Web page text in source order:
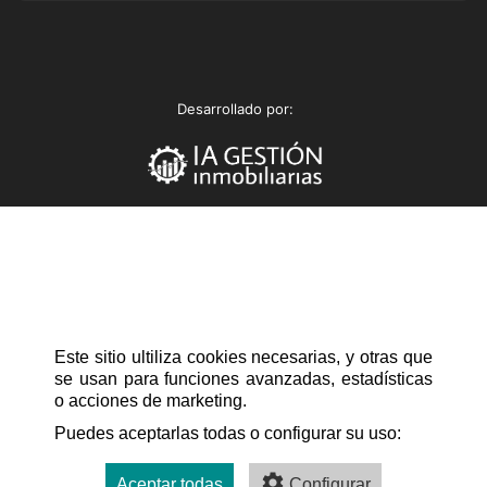
Este sitio ultiliza cookies necesarias, y otras que
se usan para funciones avanzadas, estadísticas
o acciones de marketing.
Puedes aceptarlas todas o configurar su uso:
Desarrollado por: